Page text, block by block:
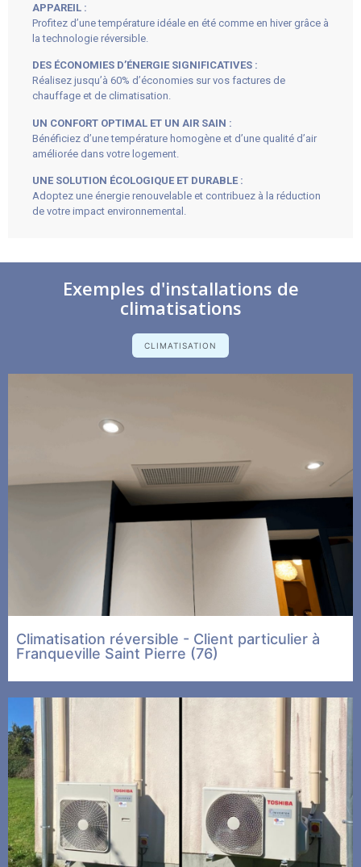
APPAREIL :
Profitez d’une température idéale en été comme en hiver grâce à
la technologie réversible.
DES ÉCONOMIES D’ÉNERGIE SIGNIFICATIVES :
Réalisez jusqu’à 60% d’économies sur vos factures de
chauffage et de climatisation.
UN CONFORT OPTIMAL ET UN AIR SAIN :
Bénéficiez d’une température homogène et d’une qualité d’air
améliorée dans votre logement.
UNE SOLUTION ÉCOLOGIQUE ET DURABLE :
Adoptez une énergie renouvelable et contribuez à la réduction
de votre impact environnemental.
Exemples d'installations de
climatisations
CLIMATISATION
Climatisation réversible - Client particulier à
Franqueville Saint Pierre (76)